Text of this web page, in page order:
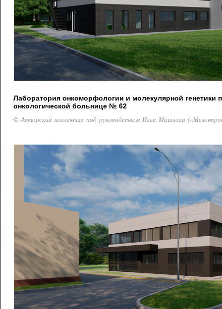
Лаборатория онкоморфологии и молекулярной генетики
онкологической больнице № 62
© Авторский коллектив под руководством Ильи Машкова